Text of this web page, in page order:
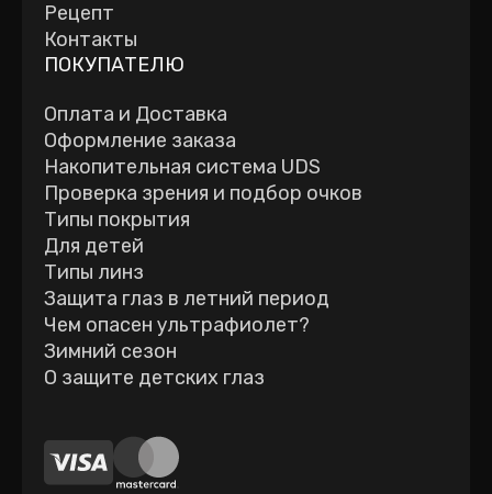
Рецепт
Контакты
ПОКУПАТЕЛЮ
Оплата и Доставка
Оформление заказа
Накопительная система UDS
Проверка зрения и подбор очков
Типы покрытия
Для детей
Типы линз
Защита глаз в летний период
Чем опасен ультрафиолет?
Зимний сезон
О защите детских глаз